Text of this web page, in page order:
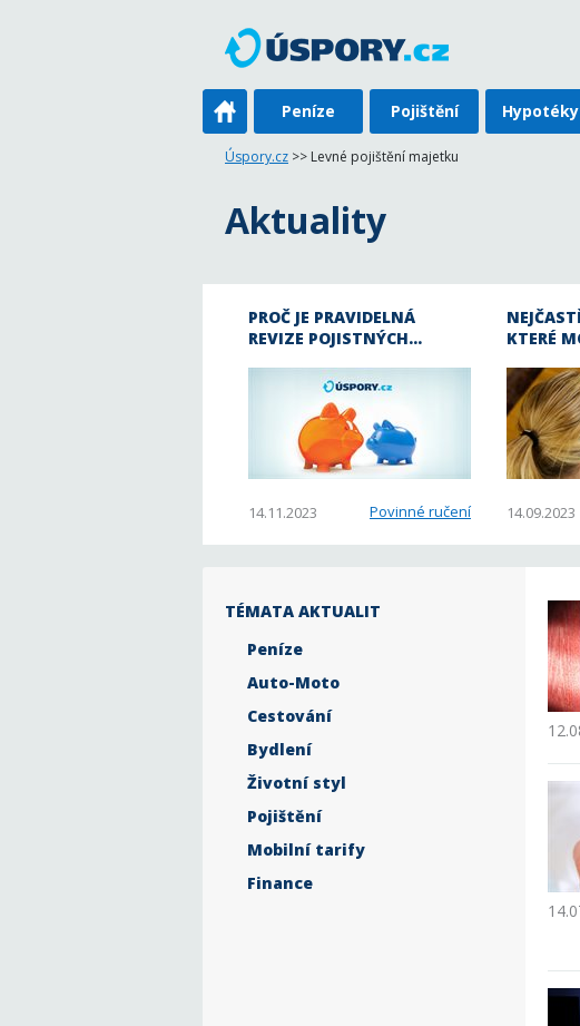
Peníze Pojištění Hypotéky
Úspory.cz >> Levné pojištění majetku
Aktuality
PROČ JE PRAVIDELNÁ
REVIZE POJISTNÝCH…
14.11.2023 Povinné ručení
KTERÉ
14.09.2023
TÉMATA AKTUALIT
Peníze
Auto-Moto
Cestování
Bydlení
Životní styl
Pojištění
Mobilní tarify
Finance